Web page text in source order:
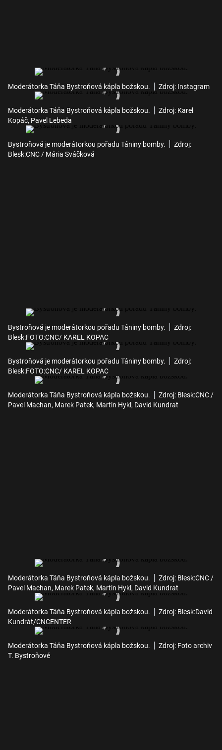
Moderátorka Táňa Bystroňová kápla božskou. Zdroj: Instagram
Moderátorka Táňa Bystroňová kápla božskou.
Zdroj: Karel
Kopáč, Pavel Lebeda
Bystroňová je moderátorkou pořadu Tániny bomby.
Zdroj:
Blesk:CNC / Mária Sváčková
Bystroňová je moderátorkou pořadu Tániny bomby.
Zdroj:
Blesk:FOTO:CNC/ KAREL KOPAC
Bystroňová je moderátorkou pořadu Tániny bomby.
Zdroj:
Blesk:FOTO:CNC/ KAREL KOPAC
Moderátorka Táňa Bystroňová kápla božskou.
Zdroj: Blesk:CNC /
Pavel Machan, Marek Patek, Martin Hykl, David Kundrat
Moderátorka Táňa Bystroňová kápla božskou.
Zdroj: Blesk:CNC /
Pavel Machan, Marek Patek, Martin Hykl, David Kundrat
Moderátorka Táňa Bystroňová kápla božskou.
Zdroj: Blesk:David
Kundrát/CNCENTER
Moderátorka Táňa Bystroňová kápla božskou.
Zdroj: Foto archiv
T. Bystroňové